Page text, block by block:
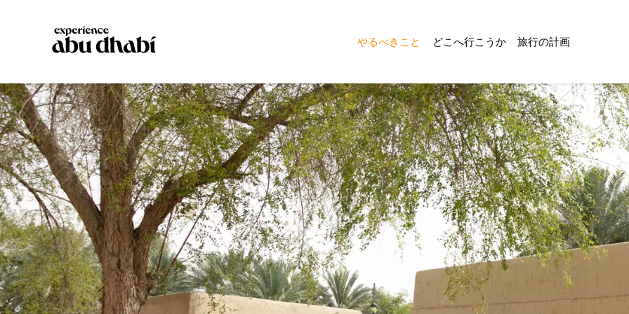
やるべきこと どこへ行こうか 旅行の計画